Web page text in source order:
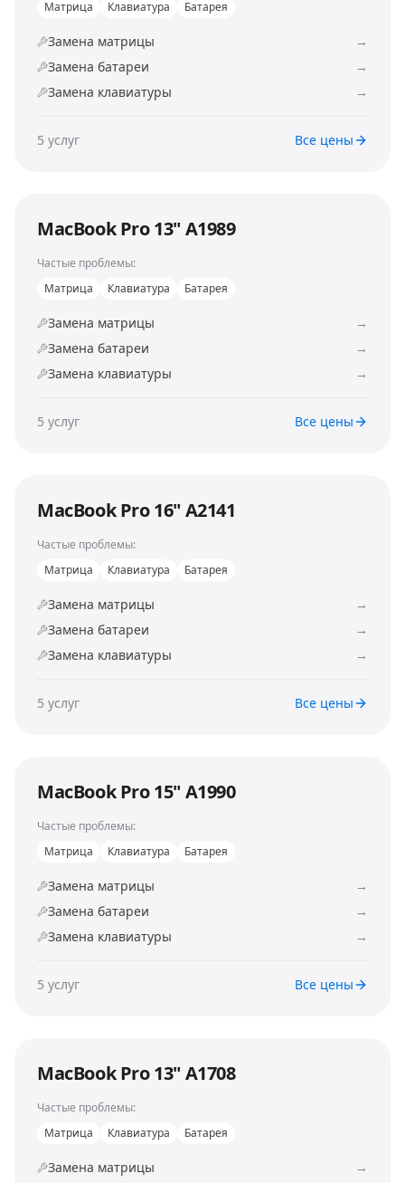
Матрица Клавиатура Батарея
Замена матрицы
→
Замена батареи
→
Замена клавиатуры
→
5 услуг Все цены
MacBook Pro 13" A1989
Частые проблемы:
Матрица
Клавиатура Батарея
Замена матрицы
→
Замена батареи
→
Замена клавиатуры
→
5 услуг Все цены
MacBook Pro 16" A2141
Частые проблемы:
Матрица
Клавиатура Батарея
Замена матрицы
→
Замена батареи
→
Замена клавиатуры
→
5 услуг Все цены
MacBook Pro 15" A1990
Частые проблемы:
Матрица
Клавиатура Батарея
Замена матрицы
→
Замена батареи
→
Замена клавиатуры
→
5 услуг Все цены
MacBook Pro 13" A1708
Частые проблемы:
Матрица
Клавиатура Батарея
Замена матрицы
→